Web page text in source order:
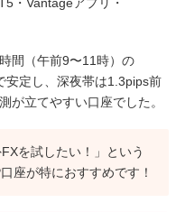
間（午前9〜11時）の
安定し、深夜帯は1.3pips前
が立てやすい口座でした。
を試したい！」という
座が特におすすめです！